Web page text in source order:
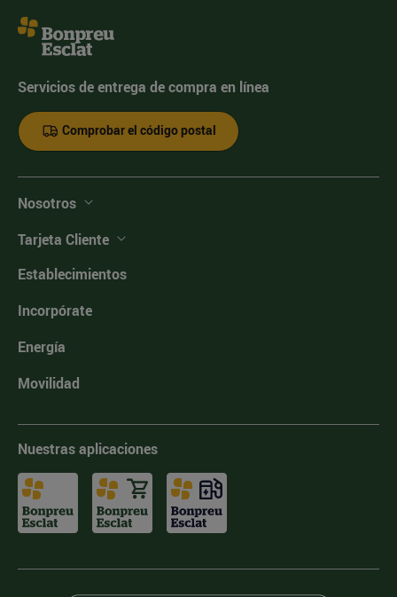
Servicios de entrega de compra en línea
Comprobar el código postal
Nosotros
Tarjeta Cliente
Establecimientos
Incorpórate
Energía
Movilidad
Nuestras aplicaciones